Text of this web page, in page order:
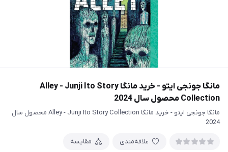
مانگا جونجی ایتو - خرید مانگا Alley - Junji Ito Story
Collection محصول سال 2024
مانگا جونجی ایتو - خرید مانگا Alley - Junji Ito Story Collection محصول سال
2024
علاقه‌مندی مقایسه